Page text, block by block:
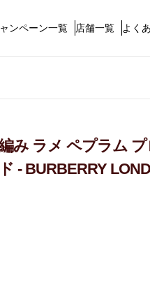
ンペーン一覧 店舗一覧
よく
み ラメ ペプラム
- BURBERRY